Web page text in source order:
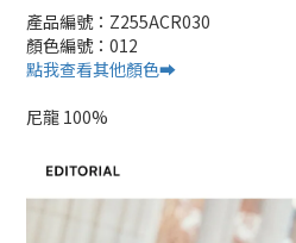
產品編號：Z255ACR030
顏色編號：012
點我查看其他顏色➡️
尼龍 100%